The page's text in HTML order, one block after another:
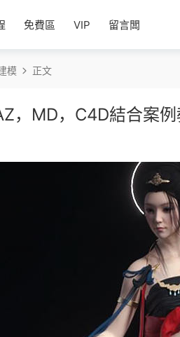
免費區 VIP 留言闆
模 正文
，MD，C4D結合案